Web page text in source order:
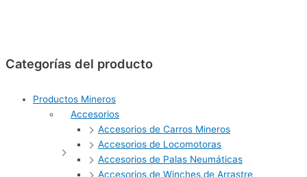
Categorías del producto
Productos Mineros
Accesorios
Accesorios de Carros Mineros
Accesorios de Locomotoras
Accesorios de Palas Neumáticas
Accesorios de Winches de Arrastre